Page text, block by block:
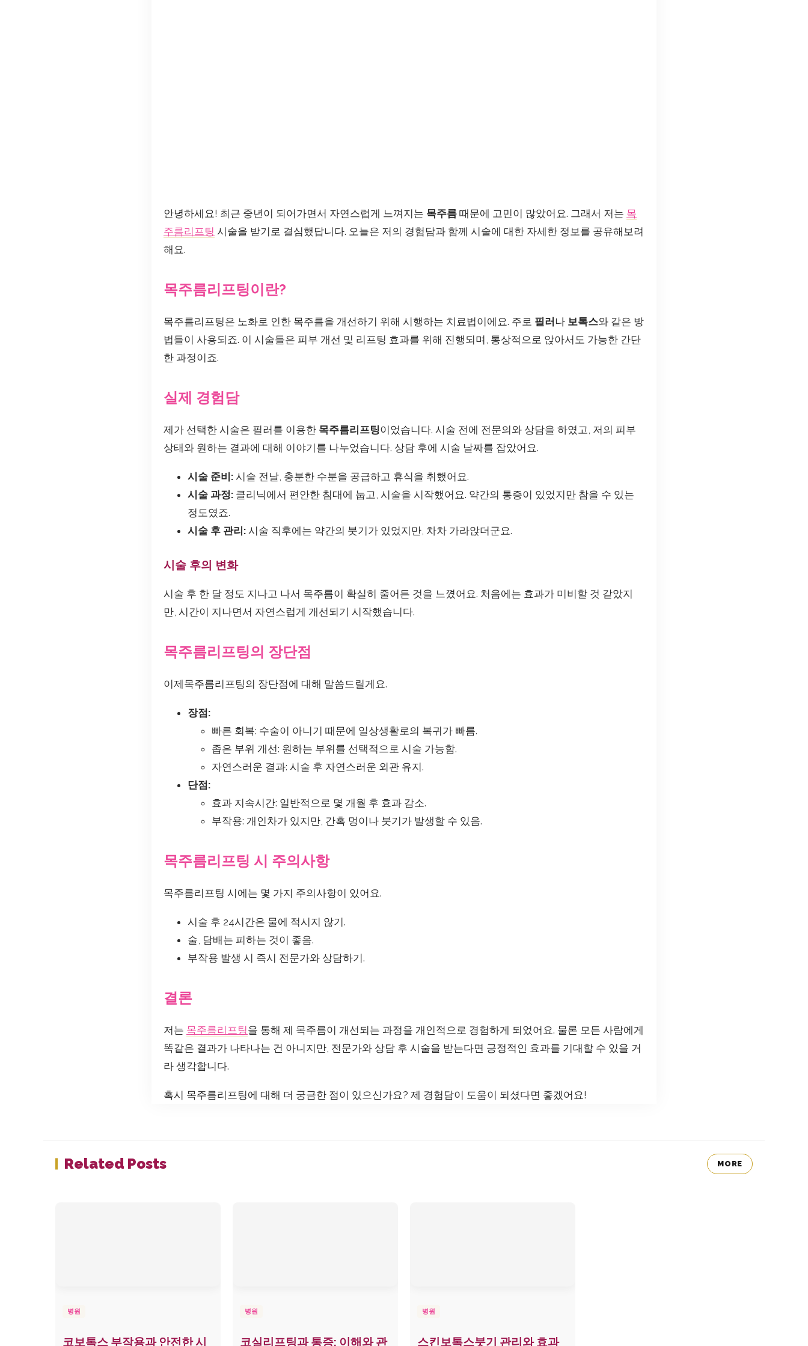
안녕하세요! 최근 중년이 되어가면서 자연스럽게 느껴지는 목주름 때문에 고민이 많았어요. 그래서 저는 목
주름리프팅 시술을 받기로 결심했답니다. 오늘은 저의 경험담과 함께 시술에 대한 자세한 정보를 공유해보려
해요.
목주름리프팅이란?
목주름리프팅은 노화로 인한 목주름을 개선하기 위해 시행하는 치료법이에요. 주로 필러나 보톡스와 같은 방
법들이 사용되죠. 이 시술들은 피부 개선 및 리프팅 효과를 위해 진행되며, 통상적으로 앉아서도 가능한 간단
한 과정이죠.
실제 경험담
제가 선택한 시술은 필러를 이용한 목주름리프팅이었습니다. 시술 전에 전문의와 상담을 하였고, 저의 피부
상태와 원하는 결과에 대해 이야기를 나누었습니다. 상담 후에 시술 날짜를 잡았어요.
시술 준비: 시술 전날, 충분한 수분을 공급하고 휴식을 취했어요.
시술 과정: 클리닉에서 편안한 침대에 눕고, 시술을 시작했어요. 약간의 통증이 있었지만 참을 수 있는
정도였죠.
시술 후 관리: 시술 직후에는 약간의 붓기가 있었지만, 차차 가라앉더군요.
시술 후의 변화
시술 후 한 달 정도 지나고 나서 목주름이 확실히 줄어든 것을 느꼈어요. 처음에는 효과가 미비할 것 같았지
만, 시간이 지나면서 자연스럽게 개선되기 시작했습니다.
목주름리프팅의 장단점
이제목주름리프팅의 장단점에 대해 말씀드릴게요.
장점:
빠른 회복: 수술이 아니기 때문에 일상생활로의 복귀가 빠름.
좁은 부위 개선: 원하는 부위를 선택적으로 시술 가능함.
자연스러운 결과: 시술 후 자연스러운 외관 유지.
단점:
효과 지속시간: 일반적으로 몇 개월 후 효과 감소.
부작용: 개인차가 있지만, 간혹 멍이나 붓기가 발생할 수 있음.
목주름리프팅 시 주의사항
목주름리프팅 시에는 몇 가지 주의사항이 있어요.
시술 후 24시간은 물에 적시지 않기.
술, 담배는 피하는 것이 좋음.
부작용 발생 시 즉시 전문가와 상담하기.
결론
저는 목주름리프팅을 통해 제 목주름이 개선되는 과정을 개인적으로 경험하게 되었어요. 물론 모든 사람에게
똑같은 결과가 나타나는 건 아니지만, 전문가와 상담 후 시술을 받는다면 긍정적인 효과를 기대할 수 있을 거
라 생각합니다.
혹시 목주름리프팅에 대해 더 궁금한 점이 있으신가요? 제 경험담이 도움이 되셨다면 좋겠어요!
Related Posts MORE
병원
코보톡스 부작용과 안전한 시
병원
코실리프팅과 통증: 이해와 관
병원
스킨보톡스붓기 관리와 효과